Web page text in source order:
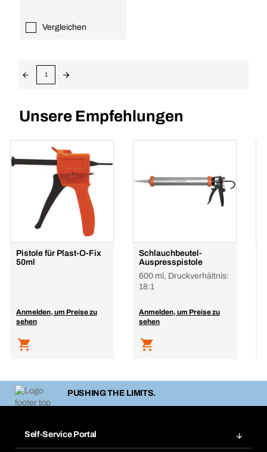
Vergleichen
1
Unsere Empfehlungen
Pistole für Plast-O-Fix
50ml
Anmelden, um Preise zu
sehen
Schlauchbeutel-
Auspresspistole
600 ml, Druckverhältnis:
18:1
Anmelden, um Preise zu
sehen
PUSHING THE LIMITS.
Self-Service Portal